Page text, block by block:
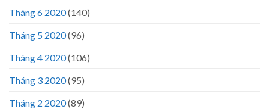
Tháng 6 2020(140)
Tháng 5 2020(96)
Tháng 4 2020(106)
Tháng 3 2020(95)
Tháng 2 2020(89)